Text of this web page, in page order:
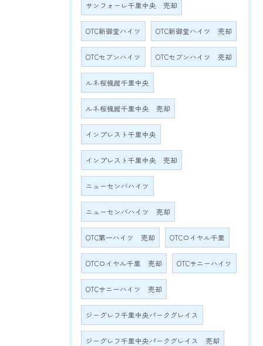
サンフォーレ千里中央 売却
OTC新御堂ハイツ OTC新御堂ハイツ 売却
OTCセブンハイツ OTCセブンハイツ 売却
ルネ桜楓館千里中央
ルネ桜楓館千里中央 売却
インプレスト千里中央
インプレスト千里中央 売却
ニューセンバハイツ
ニューセンバハイツ 売却
OTC第一ハイツ 売却 OTCロイヤル千里
OTCロイヤル千里 売却 OTCサニーハイツ
OTCサニーハイツ 売却
ジーグレフ千里中央パークグレイス
ジーグレフ千里中央パークグレイス 売却